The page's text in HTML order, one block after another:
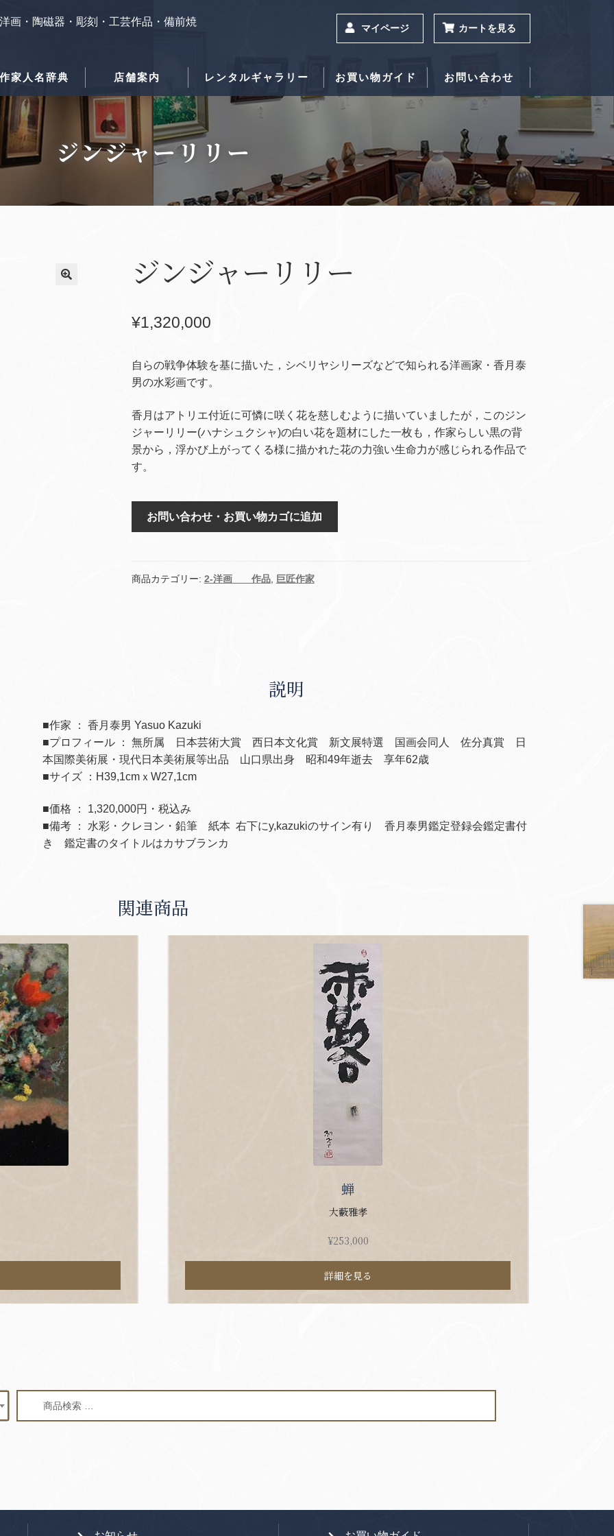
画・陶磁器・彫刻・工芸作品・備前焼
マイページ カートを見る
家人名辞典 店舗案内 レンタルギャラリー お買い物ガイド お問い合わせ
ジンジャーリリー
ジンジャーリリー
¥1,320,000
自らの戦争体験を基に描いた，シベリヤシリーズなどで知られる洋画家・香月泰
男の水彩画です。
香月はアトリエ付近に可憐に咲く花を慈しむように描いていましたが，このジン
ジャーリリー(ハナシュクシャ)の白い花を題材にした一枚も，作家らしい黒の背
景から，浮かび上がってくる様に描かれた花の力強い生命力が感じられる作品で
す。
ー
お問い合わせ・お買い物カゴに追加
商品カテゴリー: 2-洋画 作品, 巨匠作家
説明
■作家 ： 香月泰男 Yasuo Kazuki
■プロフィール ： 無所属 日本芸術大賞 西日本文化賞 新文展特選 国画会同人 佐分真賞 日
本国際美術展・現代日本美術展等出品 山口県出身 昭和49年逝去 享年62歳
■サイズ ：H39,1cmｘW27,1cm
■価格 ： 1,320,000円・税込み
■備考 ： 水彩・クレヨン・鉛筆 紙本 右下にy,kazukiのサイン有り 香月泰男鑑定登録会鑑定書付
き 鑑定書のタイトルはカサブランカ
関連商品
蝉
大藪雅孝
¥253,000
詳細を見る